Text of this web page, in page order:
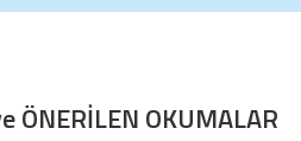
ÖNERİLEN OKUMALAR